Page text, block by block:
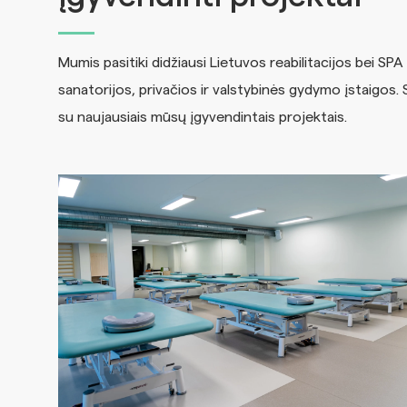
Mumis pasitiki didžiausi Lietuvos reabilitacijos bei
sanatorijos, privačios ir valstybinės gydymo įstaigos.
su naujausiais mūsų įgyvendintais projektais.